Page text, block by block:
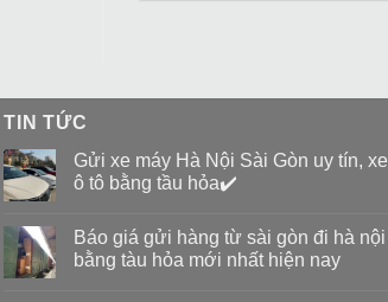
TIN TỨC
Gửi xe máy Hà Nội Sài Gòn uy tín, xe
ô tô bằng tầu hỏa✔️
Báo giá gửi hàng từ sài gòn đi hà nội
bằng tàu hỏa mới nhất hiện nay